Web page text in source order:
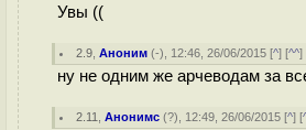
Увы ((
2.9 ,Аноним (-), 12:46, 26/06/2015 [^] [^^]
ну не одним же арчеводам за
2.11 ,Анонимс (?), 12:49, 26/06/2015 [^] [